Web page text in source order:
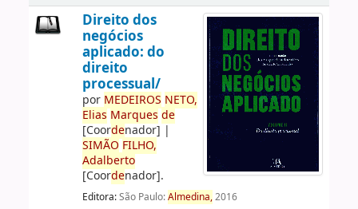
Direito dos
negócios
aplicado: do
direito
processual/
por MEDEIROS NETO,
Elias Marques de
[Coordenador] |
SIMÃO FILHO,
Adalberto
[Coordenador].
Editora:São Paulo:Almedina,2016